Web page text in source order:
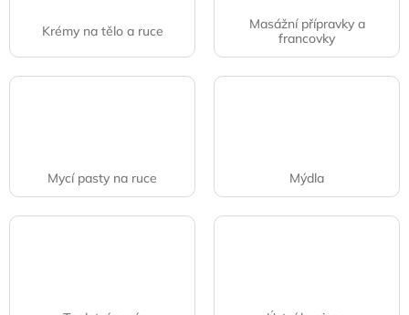
Krémy na tělo a ruce
Masážní přípravky a
francovky
Mycí pasty na ruce Mýdla